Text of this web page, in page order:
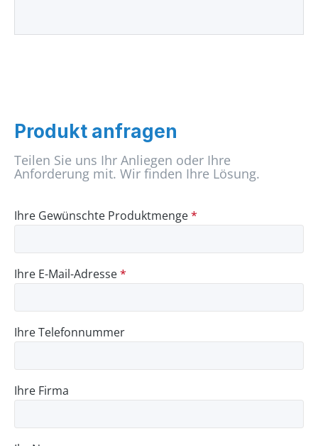
Produkt anfragen
Teilen Sie uns Ihr Anliegen oder Ihre
Anforderung mit. Wir finden Ihre Lösung.
Ihre Gewünschte Produktmenge*
Ihre E-Mail-Adresse*
Ihre Telefonnummer
Ihre Firma